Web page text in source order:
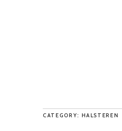
CATEGORY: HALSTEREN